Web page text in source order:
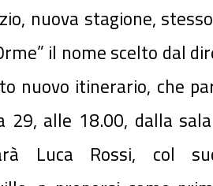
nuova stagione,
il nome scelto dal
nuovo itinerario, che
29, alle 18.00, dalla
Luca Rossi, col suo